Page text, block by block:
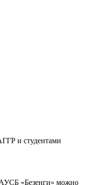
и студентами
АУСБ «Безенги» можно